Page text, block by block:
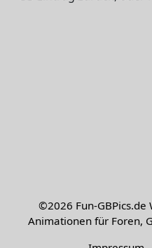
©2026 Fun-GBPics.de
Animationen für Foren,